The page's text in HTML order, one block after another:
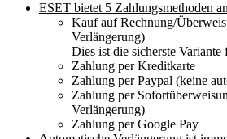
ESET bietet 5 Zahlungsmethoden
Kauf auf Rechnung/
Verlängerung)
Dies ist die sicherste Variante
Zahlung per Kreditkarte
Zahlung per Paypal (keine
Zahlung per
Verlängerung)
Zahlung per Google Pay